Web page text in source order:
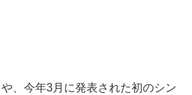
、今年3月に発表された初のシン